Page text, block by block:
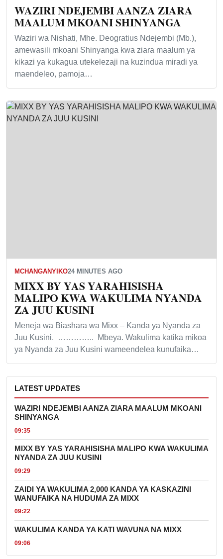
WAZIRI NDEJEMBI AANZA ZIARA
MAALUM MKOANI SHINYANGA
Waziri wa Nishati, Mhe. Deogratius Ndejembi (Mb.),
amewasili mkoani Shinyanga kwa ziara maalum ya
kikazi ya kukagua utekelezaji na kuzindua miradi ya
maendeleo, pamoja…
MCHANGANYIKO24 MINUTES AGO
MIXX BY YAS YARAHISISHA
MALIPO KWA WAKULIMA NYANDA
ZA JUU KUSINI
Meneja wa Biashara wa Mixx – Kanda ya Nyanda za
Juu Kusini. ………….. Mbeya. Wakulima katika mikoa
ya Nyanda za Juu Kusini wameendelea kunufaika…
LATEST UPDATES
WAZIRI NDEJEMBI AANZA ZIARA MAALUM MKOANI
SHINYANGA
09:35
MIXX BY YAS YARAHISISHA MALIPO KWA WAKULIMA
NYANDA ZA JUU KUSINI
09:29
ZAIDI YA WAKULIMA 2,000 KANDA YA KASKAZINI
WANUFAIKA NA HUDUMA ZA MIXX
09:22
WAKULIMA KANDA YA KATI WAVUNA NA MIXX
09:06